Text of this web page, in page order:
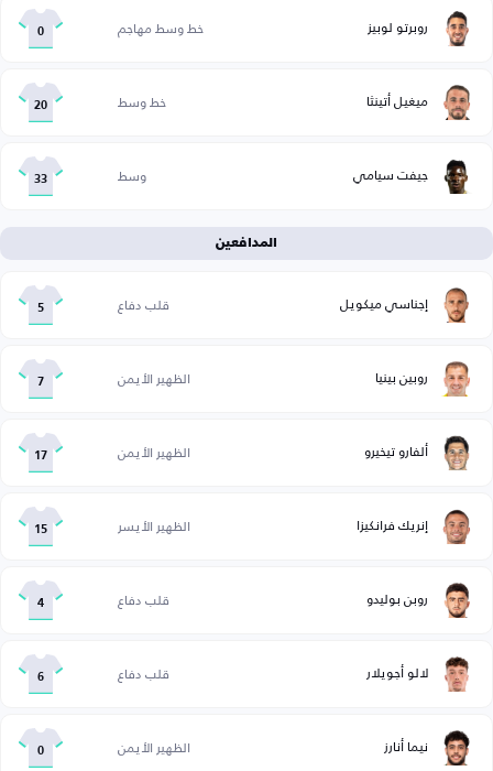
روبرتو لوبيز خط وسط مهاجم 0
ميغيل أتينثا خط وسط 20
جيفت سيامي وسط 33
المدافعين
إجناسي ميكويل قلب دفاع 5
روبين بينيا الظهير الأيمن 7
ألفارو تيخيرو الظهير الأيمن 17
إنريك فرانكيزا الظهير الأيسر 15
روبن بوليدو قلب دفاع 4
لالو أجويلار قلب دفاع 6
نيما أنارز الظهير الأيمن 0